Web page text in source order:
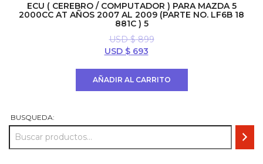
ECU ( CEREBRO / COMPUTADOR ) PARA MAZDA 5
2000CC AT AÑOS 2007 AL 2009 (PARTE NO. LF6B 18
881C ) 5
USD $899
El
USD $693El
AÑADIR AL CARRITO
BUSQUEDA: